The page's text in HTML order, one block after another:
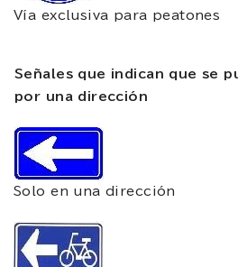
Vía exclusiva para peatones
Señales que indican que se
por una dirección
Solo en una dirección